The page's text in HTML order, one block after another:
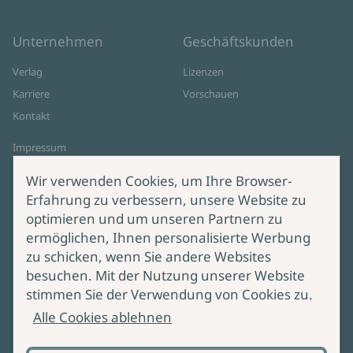
Unternehmen
Verlag
Karriere
Kontakt
Impressum
Cookie-Einstellungen
AGB Online Shop
Geschäftskunden
Lizenzen
Vorschauen
Service
Lieferung & Versand
Produktsicherheit
Bei Fragen zur Produktsicherheit
wenden Sie sich bitte an
Wir verwenden Cookies, um Ihre Browser-
Erfahrung zu verbessern, unsere Website zu
optimieren und um unseren Partnern zu
ermöglichen, Ihnen personalisierte Werbung
zu schicken, wenn Sie andere Websites
besuchen. Mit der Nutzung unserer Website
stimmen Sie der Verwendung von Cookies zu.
Alle Cookies ablehnen